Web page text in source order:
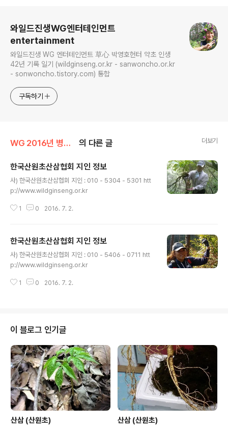
와일드진생WG엔터테인먼트
entertainment
와일드진생 WG 엔터테인먼트 草心 박영호헌터 약초 인생
42년 기록 일기 (wildginseng.or.kr - sanwoncho.or.kr
- sonwoncho.tistory.com) 통합
구독하기
WG 2016년 병신년 기록 의 다른 글 더보기
한국산원초산삼협회 지인 정보
사) 한국산원초산삼협회 지인 : 010 - 5304 - 5301 htt
p://www.wildginseng.or.kr
1 0 2016. 7. 2.
한국산원초산삼협회 지인 정보
사) 한국산원초산삼협회 지인 : 010 - 5406 - 0711 htt
p://www.wildginseng.or.kr
1 0 2016. 7. 2.
이 블로그 인기글
산삼 (산원초) 산삼 (산원초)